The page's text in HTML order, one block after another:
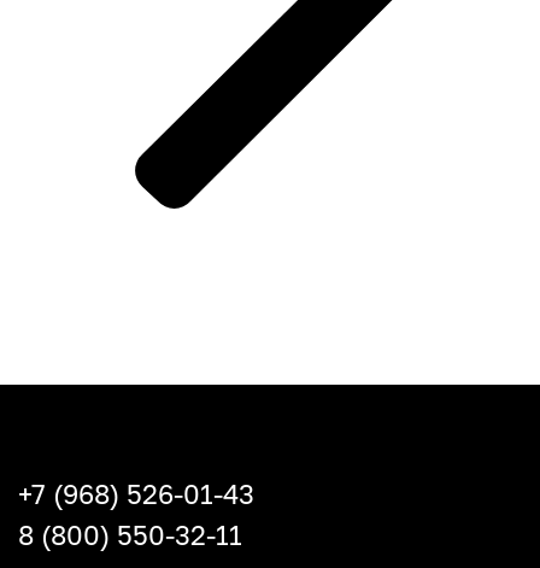
+7 (968) 526-01-43
8 (800) 550-32-11